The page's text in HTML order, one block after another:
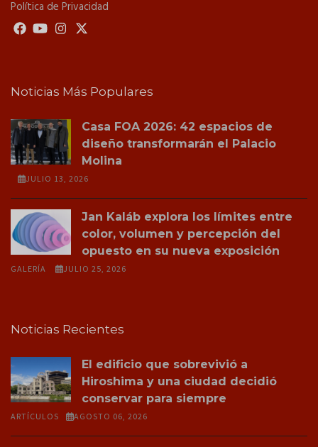
Política de Privacidad
Noticias Más Populares
Casa FOA 2026: 42 espacios de
diseño transformarán el Palacio
Molina
JULIO 13, 2026
Jan Kaláb explora los límites entre
color, volumen y percepción del
opuesto en su nueva exposición
GALERÍA JULIO 25, 2026
Noticias Recientes
El edificio que sobrevivió a
Hiroshima y una ciudad decidió
conservar para siempre
ARTÍCULOS AGOSTO 06, 2026